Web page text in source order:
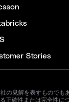
Stories
の見解を表すものでも
正確性または完全性に